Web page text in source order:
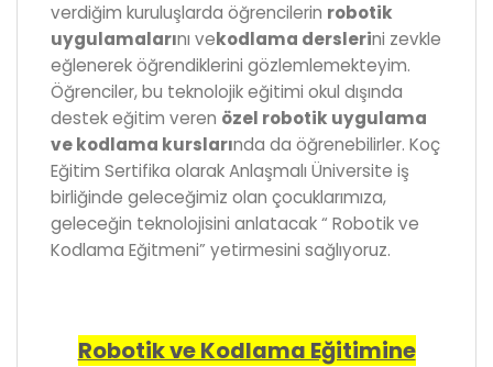
verdiğim kuruluşlarda öğrencilerin robotik
uygulamalarını vekodlama derslerini zevkle
eğlenerek öğrendiklerini gözlemlemekteyim.
Öğrenciler, bu teknolojik eğitimi okul dışında
destek eğitim veren özel robotik uygulama
ve kodlama kurslarında da öğrenebilirler. Koç
Eğitim Sertifika olarak Anlaşmalı Üniversite iş
birliğinde geleceğimiz olan çocuklarımıza,
geleceğin teknolojisini anlatacak “ Robotik ve
Kodlama Eğitmeni” yetirmesini sağlıyoruz.
Robotik ve Kodlama Eğitimine